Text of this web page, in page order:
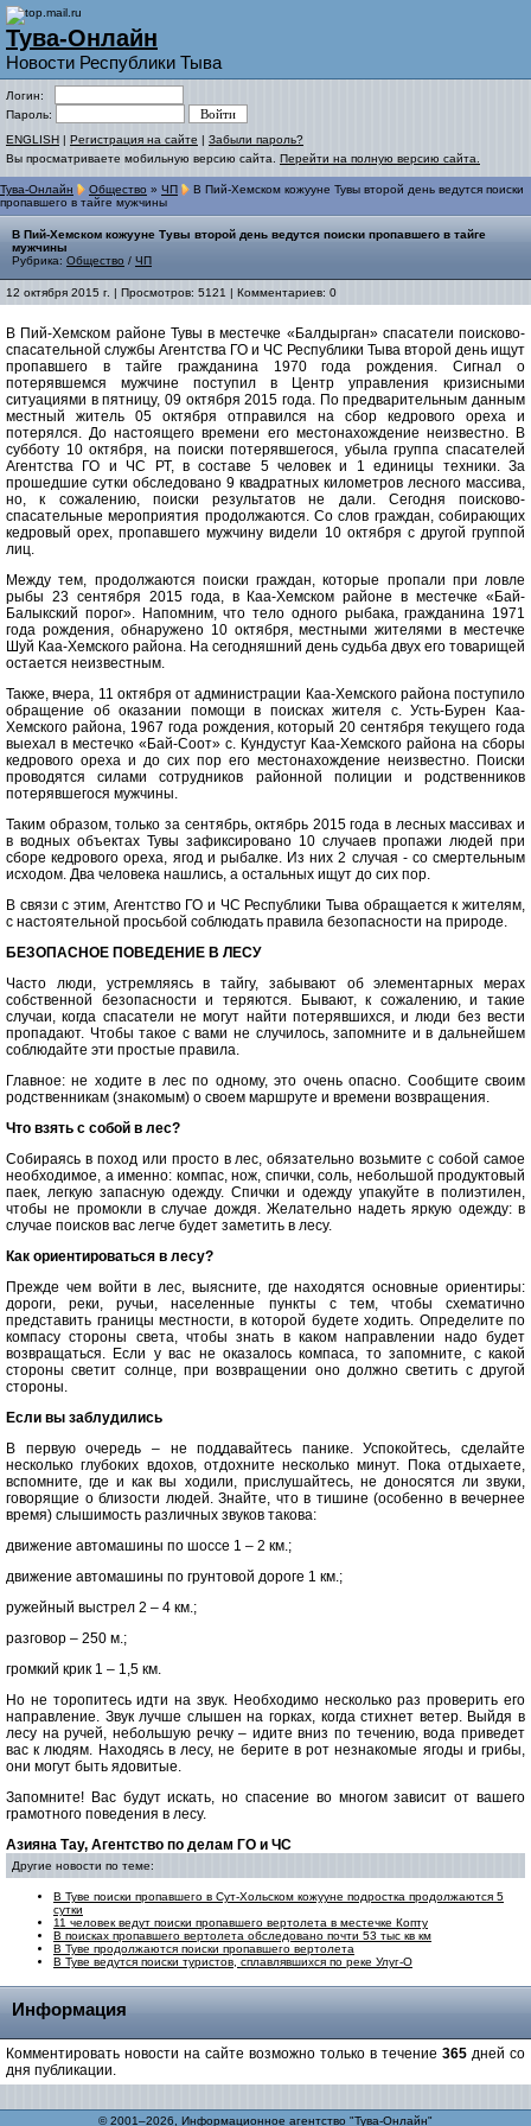
Тува-Онлайн
Новости Республики Тыва
Логин:
Пароль:
ENGLISH | Регистрация на сайте | Забыли пароль?
Вы просматриваете мобильную версию сайта. Перейти на полную версию сайта.
Тува-Онлайн Общество » ЧП
В Пий-Хемском кожууне Тувы второй день ведутся поиски
пропавшего в тайге мужчины
В Пий-Хемском кожууне Тувы второй день ведутся поиски пропавшего в тайге
мужчины
Рубрика: Общество / ЧП
12 октября 2015 г. | Просмотров: 5121 | Комментариев: 0
В Пий-Хемском районе Тувы в местечке «Балдырган» спасатели поисково-
спасательной службы Агентства ГО и ЧС Республики Тыва второй день ищут
пропавшего в тайге гражданина 1970 года рождения. Сигнал о
потерявшемся мужчине поступил в Центр управления кризисными
ситуациями в пятницу, 09 октября 2015 года. По предварительным данным
местный житель 05 октября отправился на сбор кедрового ореха и
потерялся. До настоящего времени его местонахождение неизвестно. В
субботу 10 октября, на поиски потерявшегося, убыла группа спасателей
Агентства ГО и ЧС РТ, в составе 5 человек и 1 единицы техники. За
прошедшие сутки обследовано 9 квадратных километров лесного массива,
но, к сожалению, поиски результатов не дали. Сегодня поисково-
спасательные мероприятия продолжаются. Со слов граждан, собирающих
кедровый орех, пропавшего мужчину видели 10 октября с другой группой
лиц.
Между тем, продолжаются поиски граждан, которые пропали при ловле
рыбы 23 сентября 2015 года, в Каа-Хемском районе в местечке «Бай-
Балыкский порог». Напомним, что тело одного рыбака, гражданина 1971
года рождения, обнаружено 10 октября, местными жителями в местечке
Шуй Каа-Хемского района. На сегодняшний день судьба двух его товарищей
остается неизвестным.
Также, вчера, 11 октября от администрации Каа-Хемского района поступило
обращение об оказании помощи в поисках жителя с. Усть-Бурен Каа-
Хемского района, 1967 года рождения, который 20 сентября текущего года
выехал в местечко «Бай-Соот» с. Кундустуг Каа-Хемского района на сборы
кедрового ореха и до сих пор его местонахождение неизвестно. Поиски
проводятся силами сотрудников районной полиции и родственников
потерявшегося мужчины.
Таким образом, только за сентябрь, октябрь 2015 года в лесных массивах и
в водных объектах Тувы зафиксировано 10 случаев пропажи людей при
сборе кедрового ореха, ягод и рыбалке. Из них 2 случая - со смертельным
исходом. Два человека нашлись, а остальных ищут до сих пор.
В связи с этим, Агентство ГО и ЧС Республики Тыва обращается к жителям,
с настоятельной просьбой соблюдать правила безопасности на природе.
БЕЗОПАСНОЕ ПОВЕДЕНИЕ В ЛЕСУ
Часто люди, устремляясь в тайгу, забывают об элементарных мерах
собственной безопасности и теряются. Бывают, к сожалению, и такие
случаи, когда спасатели не могут найти потерявшихся, и люди без вести
пропадают. Чтобы такое с вами не случилось, запомните и в дальнейшем
соблюдайте эти простые правила.
Главное: не ходите в лес по одному, это очень опасно. Сообщите своим
родственникам (знакомым) о своем маршруте и времени возвращения.
Что взять с собой в лес?
Собираясь в поход или просто в лес, обязательно возьмите с собой самое
необходимое, а именно: компас, нож, спички, соль, небольшой продуктовый
паек, легкую запасную одежду. Спички и одежду упакуйте в полиэтилен,
чтобы не промокли в случае дождя. Желательно надеть яркую одежду: в
случае поисков вас легче будет заметить в лесу.
Как ориентироваться в лесу?
Прежде чем войти в лес, выясните, где находятся основные ориентиры:
дороги, реки, ручьи, населенные пункты с тем, чтобы схематично
представить границы местности, в которой будете ходить. Определите по
компасу стороны света, чтобы знать в каком направлении надо будет
возвращаться. Если у вас не оказалось компаса, то запомните, с какой
стороны светит солнце, при возвращении оно должно светить с другой
стороны.
Если вы заблудились
В первую очередь – не поддавайтесь панике. Успокойтесь, сделайте
несколько глубоких вдохов, отдохните несколько минут. Пока отдыхаете,
вспомните, где и как вы ходили, прислушайтесь, не доносятся ли звуки,
говорящие о близости людей. Знайте, что в тишине (особенно в вечернее
время) слышимость различных звуков такова:
движение автомашины по шоссе 1 – 2 км.;
движение автомашины по грунтовой дороге 1 км.;
ружейный выстрел 2 – 4 км.;
разговор – 250 м.;
громкий крик 1 – 1,5 км.
Но не торопитесь идти на звук. Необходимо несколько раз проверить его
направление. Звук лучше слышен на горках, когда стихнет ветер. Выйдя в
лесу на ручей, небольшую речку – идите вниз по течению, вода приведет
вас к людям. Находясь в лесу, не берите в рот незнакомые ягоды и грибы,
они могут быть ядовитые.
Запомните! Вас будут искать, но спасение во многом зависит от вашего
грамотного поведения в лесу.
Азияна Тау, Агентство по делам ГО и ЧС
Другие новости по теме:
В Туве поиски пропавшего в Сут-Хольском кожууне подростка продолжаются 5
сутки
11 человек ведут поиски пропавшего вертолета в местечке Копту
В поисках пропавшего вертолета обследовано почти 53 тыс кв км
В Туве продолжаются поиски пропавшего вертолета
В Туве ведутся поиски туристов, сплавлявшихся по реке Улуг-О
Информация
Комментировать новости на сайте возможно только в течение 365 дней со
дня публикации.
© 2001–2026, Информационное агентство "Тува-Онлайн"